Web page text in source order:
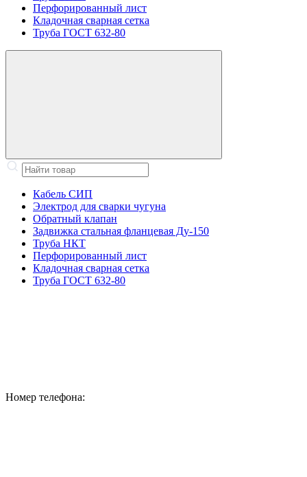
Перфорированный лист
Кладочная сварная сетка
Труба ГОСТ 632-80
Кабель СИП
Электрод для сварки чугуна
Обратный клапан
Задвижка стальная фланцевая Ду-150
Труба НКТ
Перфорированный лист
Кладочная сварная сетка
Труба ГОСТ 632-80
Номер телефона: